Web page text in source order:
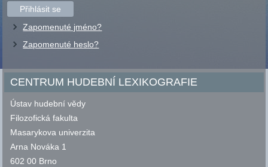
Přihlásit se
Zapomenuté jméno?
Zapomenuté heslo?
CENTRUM HUDEBNÍ LEXIKOGRAFIE
Ústav hudební vědy
Filozofická fakulta
Masarykova univerzita
Arna Nováka 1
602 00 Brno